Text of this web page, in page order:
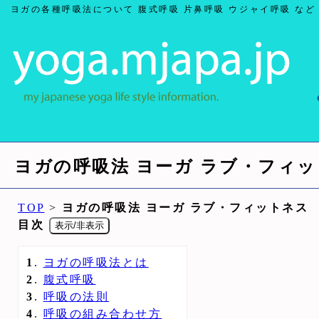
ヨガの各種呼吸法について 腹式呼吸 片鼻呼吸 ウジャイ呼吸 など
ヨガの呼吸法 ヨーガ ラブ・フィ
TOP >
ヨガの呼吸法 ヨーガ ラブ・フィットネス
目次
表示/非表示
1 .
ヨガの呼吸法とは
2 . 腹式呼吸
3 . 呼吸の法則
4 . 呼吸の組み合わせ方